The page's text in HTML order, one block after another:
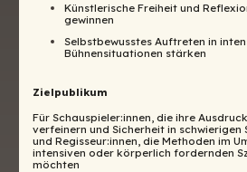
Künstlerische Freiheit und
gewinnen
Selbstbewusstes Auftreten in
Bühnensituationen stärken
Zielpublikum
Für Schauspieler:innen, die ihre
verfeinern und Sicherheit in schwierigen
und Regisseur:innen, die Methoden im
intensiven oder körperlich fordernden
möchten